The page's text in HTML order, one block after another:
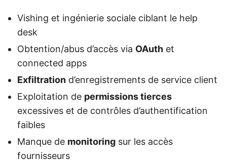
Vishing et ingénierie sociale ciblant le help
desk
Obtention/abus d’accès via OAuth et
connected apps
Exfiltration d’enregistrements de service client
Exploitation de permissions tierces
excessives et de contrôles d’authentification
faibles
Manque de monitoring sur les accès
fournisseurs